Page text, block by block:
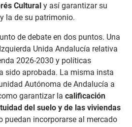
Culturaly así garantizar su
la de su patrimonio.
de debate en dos puntos. Una
Unida Andalucía relativa
2026-2030 y políticas
sido aprobada. La misma insta
Autónoma de Andalucía a
garantizar la calificación
del suelo y de las viviendas
puedan incorporarse al mercado